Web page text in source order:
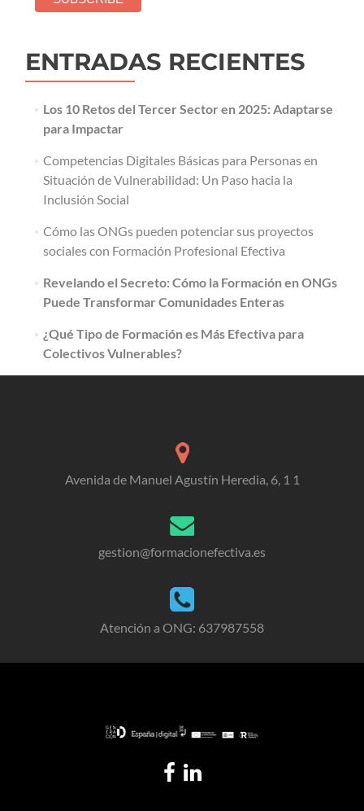
ENTRADAS RECIENTES
Los 10 Retos del Tercer Sector en 2025: Adaptarse
para Impactar
Competencias Digitales Básicas para Personas en
Situación de Vulnerabilidad: Un Paso hacia la
Inclusión Social
Cómo las ONGs pueden potenciar sus proyectos
sociales con Formación Profesional Efectiva
Revelando el Secreto: Cómo la Formación en ONGs
Puede Transformar Comunidades Enteras
¿Qué Tipo de Formación es Más Efectiva para
Colectivos Vulnerables?
Avenida de Manuel Agustín Heredia, 6, 1 1
gestion@formacionefectiva.es
Atención a ONG: 637987558